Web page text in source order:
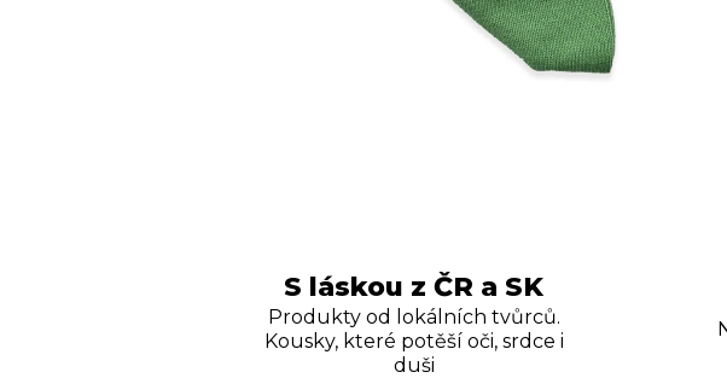
S láskou z ČR a SK
Produkty od lokálních tvůrců.
Kousky, které potěší oči, srdce i
duši